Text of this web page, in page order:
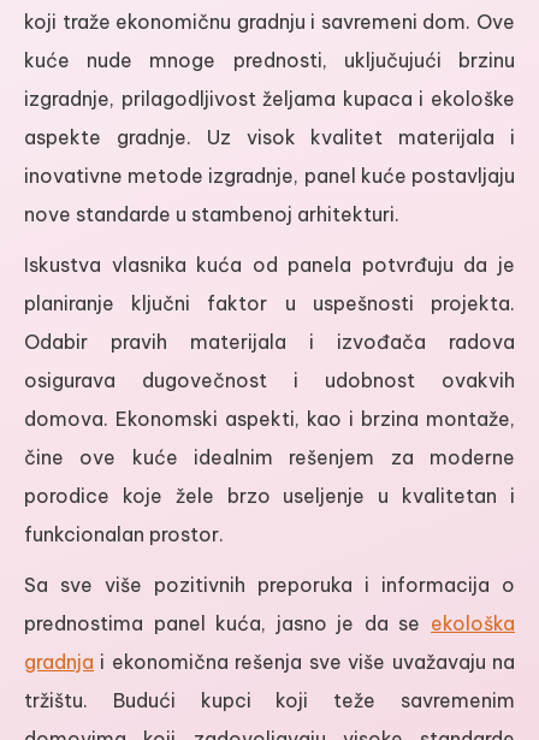
koji traže ekonomičnu gradnju i savremeni dom. Ove
kuće nude mnoge prednosti, uključujući brzinu
izgradnje, prilagodljivost željama kupaca i ekološke
aspekte gradnje. Uz visok kvalitet materijala i
inovativne metode izgradnje, panel kuće postavljaju
nove standarde u stambenoj arhitekturi.
Iskustva vlasnika kuća od panela potvrđuju da je
planiranje ključni faktor u uspešnosti projekta.
Odabir pravih materijala i izvođača radova
osigurava dugovečnost i udobnost ovakvih
domova. Ekonomski aspekti, kao i brzina montaže,
čine ove kuće idealnim rešenjem za moderne
porodice koje žele brzo useljenje u kvalitetan i
funkcionalan prostor.
Sa sve više pozitivnih preporuka i informacija o
prednostima panel kuća, jasno je da se ekološka
gradnja i ekonomična rešenja sve više uvažavaju na
tržištu. Budući kupci koji teže savremenim